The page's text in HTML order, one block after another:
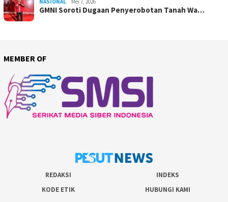
NASIONAL Mei 7, 2026
GMNI Soroti Dugaan Penyerobotan Tanah Wa…
MEMBER OF
REDAKSI
INDEKS
KODE ETIK
HUBUNGI KAMI